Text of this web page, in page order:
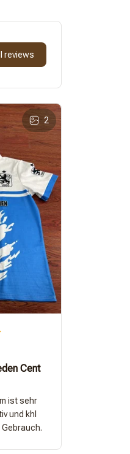
reviews
2
Cent
ist sehr
und khl